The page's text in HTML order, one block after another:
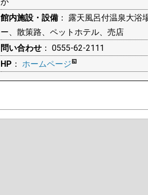
館内施設・設備 ： 露天風呂付温泉大
ー、散策路、ペットホテル、売店
問い合わせ ： 0555-62-2111
HP ： ホームページ